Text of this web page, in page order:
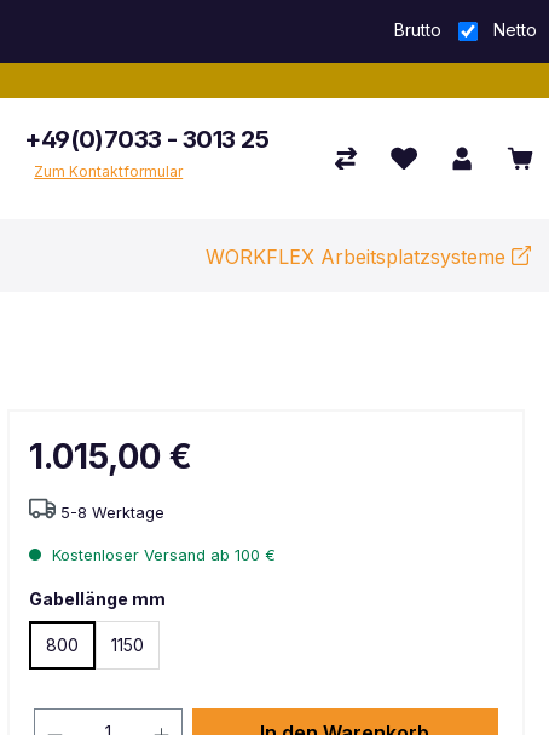
Brutto Netto
+49(0)7033 - 3013 25
Zum Kontaktformular
WORKFLEX Arbeitsplatzsysteme
1.015,00 €
5-8 Werktage
Kostenloser Versand ab 100 €
Gabellänge mm
800 1150